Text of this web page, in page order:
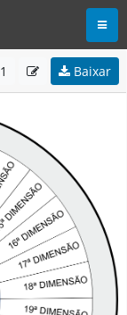
1 Baixar